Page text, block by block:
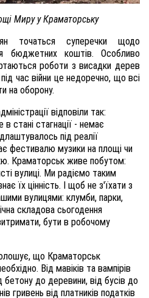
Миру у Краматорську
точаться суперечки щодо
бюджетних коштів. Особливо
роботи з висадки дерев
час війни це недоречно, що всі
на оборону.
відповіли так:
стані стагнації - немає
під реалії
фестивалю музики на площі чи
Краматорськ живе побутом:
вулиці. Ми радіємо таким
їх цінність. І щоб не з'їхати з
вулицями: клумби, парки,
складова сьогодення
бути в робочому
що Краматорськ
Від мавіків та вампірів
бетону до деревини, від бусів до
гривень від платників податків